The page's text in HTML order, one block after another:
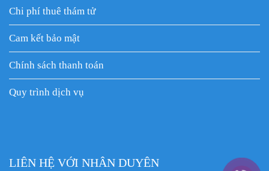
Chi phí thuê thám tử
Cam kết bảo mật
Chính sách thanh toán
Quy trình dịch vụ
LIÊN HỆ VỚI NHÂN DUYÊN